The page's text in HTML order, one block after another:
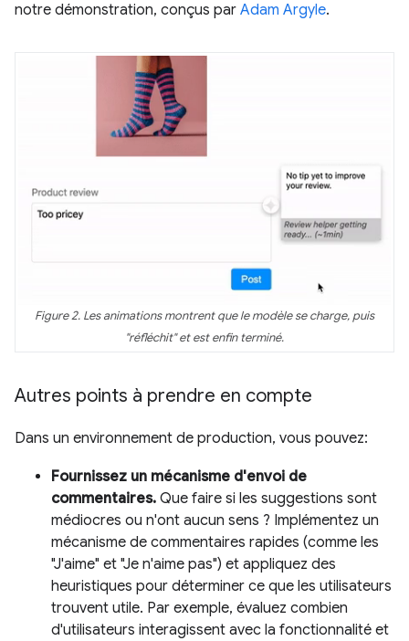
notre démonstration, conçus par Adam Argyle.
Figure 2. Les animations montrent que le modèle se charge, puis
"réfléchit" et est enfin terminé.
Autres points à prendre en compte
Dans un environnement de production, vous pouvez:
Fournissez un mécanisme d'envoi de
commentaires. Que faire si les suggestions sont
médiocres ou n'ont aucun sens ? Implémentez un
mécanisme de commentaires rapides (comme les
"J'aime" et "Je n'aime pas") et appliquez des
heuristiques pour déterminer ce que les utilisateurs
trouvent utile. Par exemple, évaluez combien
d'utilisateurs interagissent avec la fonctionnalité et